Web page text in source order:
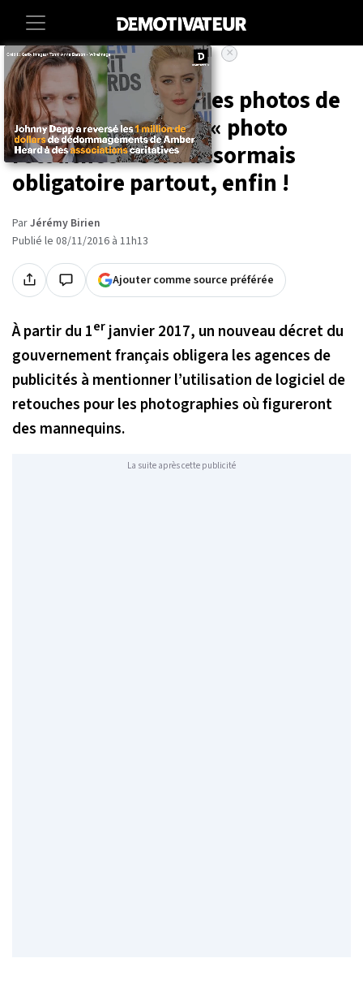
Accueil Societe
Finie la triche, sur les photos de
mode ! La mention « photo
retouchée » sera désormais
obligatoire partout, enfin !
ParJérémy Birien
Publié le 08/11/2016 à 11h13
Ajouter comme source préférée
À partir du 1erjanvier 2017, un nouveau décret du
gouvernement français obligera les agences de
publicités à mentionner l’utilisation de logiciel de
retouches pour les photographies où figureront
des mannequins.
La suite après cette publicité
×